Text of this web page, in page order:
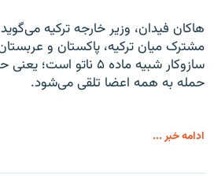
هاکان فیدان، وزیر خارجه ترکیه
مشترک میان ترکیه، پاکستان و
سازوکار شبیه ماده ۵ ناتو
حمله به همه اعضا تلقی می‌شود.
ادامه خبر ...